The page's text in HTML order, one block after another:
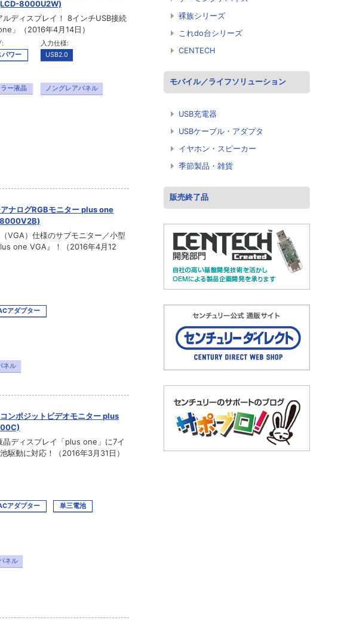
8000U2W)
ルディスプレイ！ 8インチUSB接続
」（2016年4月14日）
:
パワー
入力仕様:
USB2.0
ー液晶 ノングレアパネル
ナログRGBモニター plus one
8000V2B)
VGA）仕様のサブモニター／小型
one VGA』！（2016年4月12
アダプター
ネル
ンポジットビデオモニター plus
晶ディスプレイ「plus one」に7イ
駆動に対応！（2016年3月31日）
アダプター 単三電池
ネル
裸族シリーズ
これdo台シリーズ
CENTECH
モバイル／ライフソリューション
USB充電器
USBケーブル・アダプタ
イヤホン・スピーカー
季節製品・雑貨
販売終了品